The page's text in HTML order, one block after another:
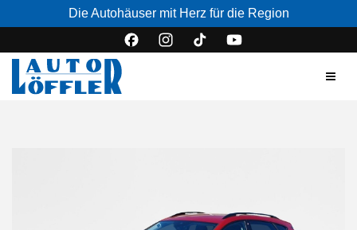
Die Autohäuser mit Herz für die Region